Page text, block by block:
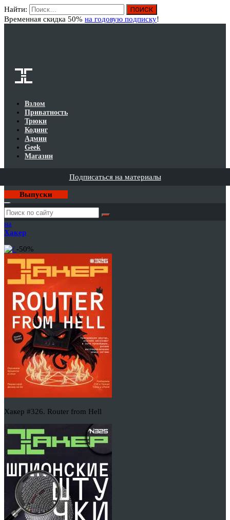
Найти:
Временная скидка 50% на годовую подписку!
Взлом
Приватность
Трюки
Кодинг
Админ
Geek
Магазин
Подписаться на материалы
Выпуски
Годовая
подписка
на
Хакер
-50%
Хакер #326. Router from Hell